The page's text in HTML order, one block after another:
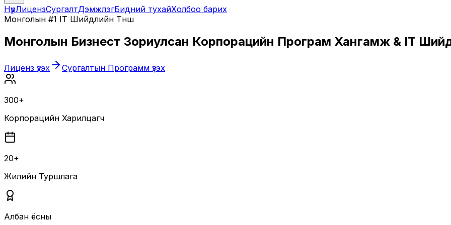
НүүрЛицензСургалтДэмжлэгБидний тухайХолбоо барих
Монголын #1 IT Шийдлийн Түнш
Монголын Бизнест Зориулсан Корпорацийн Програм Хангамж & IT
Лиценз үзэх Сургалтын Программ үзэх
300+
Корпорацийн Харилцагч
20+
Жилийн Туршлага
Албан ёсны